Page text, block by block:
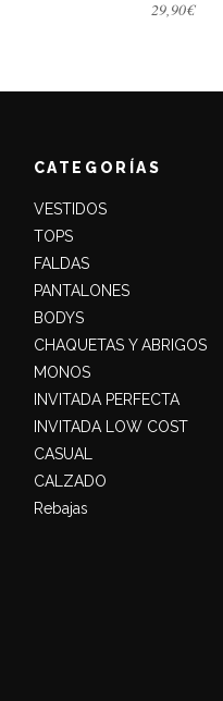
29,90€
CATEGORÍAS
VESTIDOS
TOPS
FALDAS
PANTALONES
BODYS
CHAQUETAS Y ABRIGOS
MONOS
INVITADA PERFECTA
INVITADA LOW COST
CASUAL
CALZADO
Rebajas